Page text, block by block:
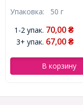
(УТ0003648)
Упаковка: 50 г
1-2 упак. 70,00 ₴
3+ упак. 67,00 ₴
В корзину